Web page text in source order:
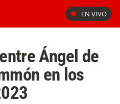
EN VIVO
Ángel de
en los